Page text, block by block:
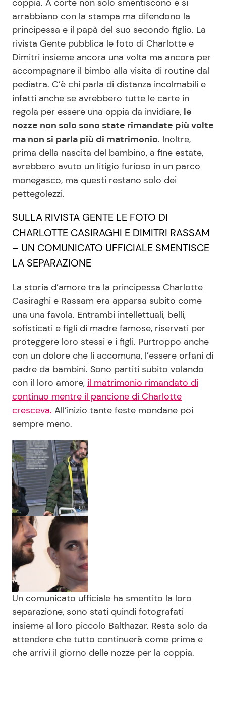
Festività Ricette per Bambini
Seguici
Info
Chi siamo
Disclaimer e Privacy
Redazione
Contattaci
Pubblicità
Privacy Policy
arrabbiano con la stampa ma difendono la
principessa e il papà del suo secondo figlio. La
rivista Gente pubblica le foto di Charlotte e
Dimitri insieme ancora una volta ma ancora per
accompagnare il bimbo alla visita di routine dal
pediatra. C’è chi parla di distanza incolmabili e
infatti anche se avrebbero tutte le carte in
regola per essere una oppia da invidiare, le
nozze non solo sono state rimandate più volte
ma non si parla più di matrimonio. Inoltre,
prima della nascita del bambino, a fine estate,
avrebbero avuto un litigio furioso in un parco
monegasco, ma questi restano solo dei
pettegolezzi.
SULLA RIVISTA GENTE LE FOTO DI
CHARLOTTE CASIRAGHI E DIMITRI RASSAM
– UN COMUNICATO UFFICIALE SMENTISCE
LA SEPARAZIONE
La storia d’amore tra la principessa Charlotte
Casiraghi e Rassam era apparsa subito come
una una favola. Entrambi intellettuali, belli,
sofisticati e figli di madre famose, riservati per
proteggere loro stessi e i figli. Purtroppo anche
con un dolore che li accomuna, l’essere orfani di
padre da bambini. Sono partiti subito volando
con il loro amore, il matrimonio rimandato di
continuo mentre il pancione di Charlotte
cresceva. All’inizio tante feste mondane poi
sempre meno.
Un comunicato ufficiale ha smentito la loro
separazione, sono stati quindi fotografati
insieme al loro piccolo Balthazar. Resta solo da
attendere che tutto continuerà come prima e
che arrivi il giorno delle nozze per la coppia.